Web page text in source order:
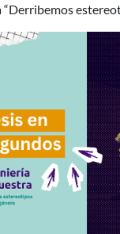
“Derribemos